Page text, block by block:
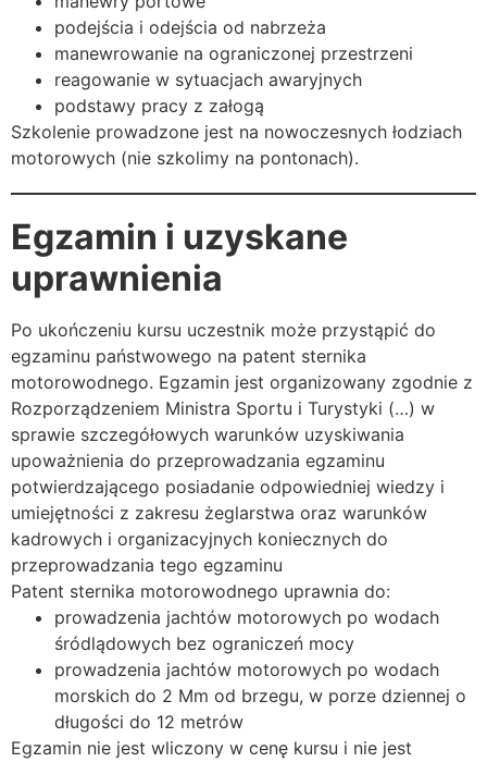
podejścia i odejścia od nabrzeża
manewrowanie na ograniczonej przestrzeni
reagowanie w sytuacjach awaryjnych
podstawy pracy z załogą
Szkolenie prowadzone jest na nowoczesnych łodziach
motorowych (nie szkolimy na pontonach).
Egzamin i uzyskane
uprawnienia
Po ukończeniu kursu uczestnik może przystąpić do
egzaminu państwowego na patent sternika
motorowodnego. Egzamin jest organizowany zgodnie z
Rozporządzeniem Ministra Sportu i Turystyki (…) w
sprawie szczegółowych warunków uzyskiwania
upoważnienia do przeprowadzania egzaminu
potwierdzającego posiadanie odpowiedniej wiedzy i
umiejętności z zakresu żeglarstwa oraz warunków
kadrowych i organizacyjnych koniecznych do
przeprowadzania tego egzaminu
Patent sternika motorowodnego uprawnia do:
prowadzenia jachtów motorowych po wodach
śródlądowych bez ograniczeń mocy
prowadzenia jachtów motorowych po wodach
morskich do 2 Mm od brzegu, w porze dziennej o
długości do 12 metrów
Egzamin nie jest wliczony w cenę kursu i nie jest